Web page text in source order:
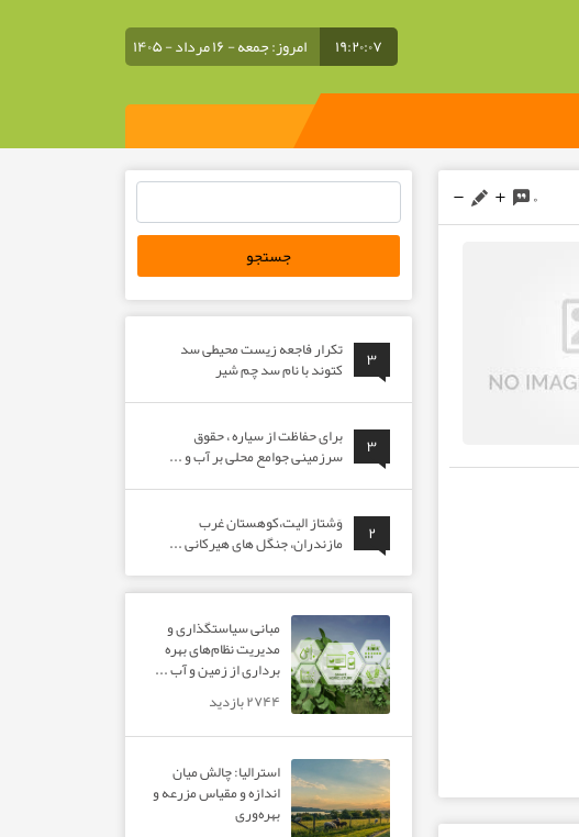
۱۹:۲۰:۰۸ امروز: جمعه - ۱۶ مرداد - ۱۴۰۵
۰
۳
تکرار فاجعه زیست محیطی سد
کتوند با نام سد چم شیر
۳
برای حفاظت از سیاره ، حقوق
سرزمینی جوامع محلی بر آب و ...
۲
وَشتاز الیت،کوهستان غرب
مازندران، جنگل های هیرکانی ...
مبانی سیاستگذاری و
مدیریت نظام‌های بهره‌
برداری از زمین و آب ...
۲۷۴۴ بازدید
استرالیا: چالش میان
اندازه و مقیاس مزرعه و
بهره‌وری